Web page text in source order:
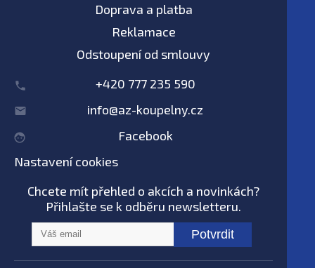
Doprava a platba
Reklamace
Odstoupení od smlouvy
+420 777 235 590
info@az-koupelny.cz
Facebook
Nastavení cookies
Chcete mít přehled o akcích a novinkách?
Přihlašte se k odběru newsletteru.
Potvrdit